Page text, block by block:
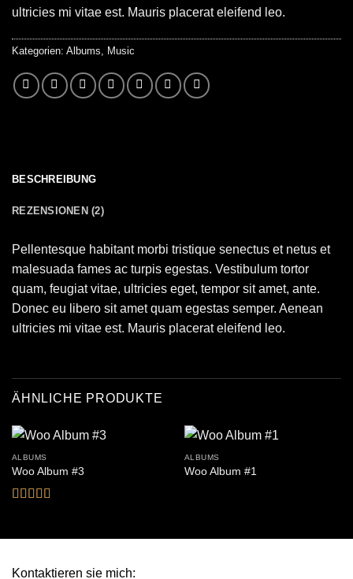
ultricies mi vitae est. Mauris placerat eleifend leo.
Kategorien: Albums Music
BESCHREIBUNG
REZENSIONEN (2)
Pellentesque habitant morbi tristique senectus et netus et
malesuada fames ac turpis egestas. Vestibulum tortor
quam, feugiat vitae, ultricies eget, tempor sit amet, ante.
Donec eu libero sit amet quam egestas semper. Aenean
ultricies mi vitae est. Mauris placerat eleifend leo.
ÄHNLICHE PRODUKTE
ALBUMS
Woo Album #3
von 5
ALBUMS
Woo Album #1
Kontaktieren sie mich: